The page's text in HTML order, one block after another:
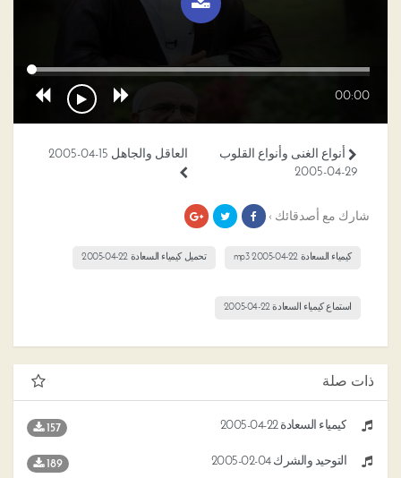
00:00
العاقل والجاهل 15-04-2005
أنواع الغنى وأنواع القلوب
29-04-2005
شارك مع أصدقائك ›
كيمياء السعادة 22-04-2005 mp3 تحميل كيمياء السعادة 22-04-2005
استماع كيمياء السعادة 22-04-2005
ذات صلة
كيمياء السعادة 22-04-2005 157
التوحيد والشرك 04-02-2005 189